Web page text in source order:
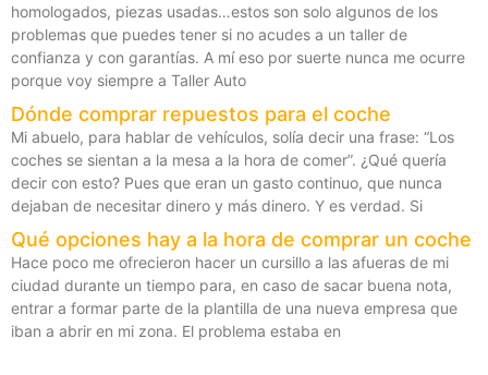
homologados, piezas usadas…estos son solo algunos de los
problemas que puedes tener si no acudes a un taller de
confianza y con garantías. A mí eso por suerte nunca me ocurre
porque voy siempre a Taller Auto
Dónde comprar repuestos para el coche
Mi abuelo, para hablar de vehículos, solía decir una frase: “Los
coches se sientan a la mesa a la hora de comer”. ¿Qué quería
decir con esto? Pues que eran un gasto continuo, que nunca
dejaban de necesitar dinero y más dinero. Y es verdad. Si
Qué opciones hay a la hora de comprar un coche
Hace poco me ofrecieron hacer un cursillo a las afueras de mi
ciudad durante un tiempo para, en caso de sacar buena nota,
entrar a formar parte de la plantilla de una nueva empresa que
iban a abrir en mi zona. El problema estaba en